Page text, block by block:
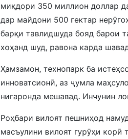
миқдори 350 миллион доллар
дар майдони 500 гектар
барқи тавлидшуда бояд барои
хоҳанд шуд, равона карда
Ҳамзамон, технопарк ба
инноватсионӣ, аз ҷумла
нигаронда мешавад. Инчунин
Роҳбари вилоят пешниҳод
масъулини вилоят гурӯҳи корӣ